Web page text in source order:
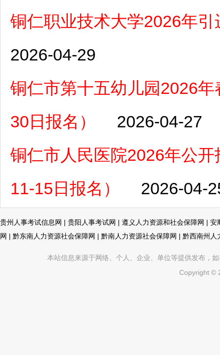
铜仁职业技术大学2026年
2026-04-29
铜仁市第十五幼儿园2026
30日报名）
2026-04-27
铜仁市人民医院2026年公
11-15日报名）
2026-04-
贵州人事考试信息网 | 贵阳人事考试网 | 遵义人力资源和社会保障网 | 安
网 | 黔东南人力资源社会保障网 | 黔南人力资源社会保障网 | 黔西南州人
本站信息来源于网络、个人、企业、单位等提供发布，
Copyright ©